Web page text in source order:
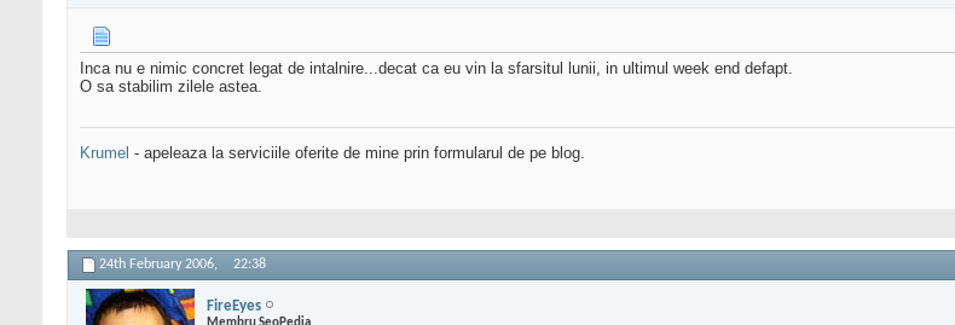
Inca nu e nimic concret legat de intalnire...decat ca eu vin la sfarsitul lunii, in ultimul week end defapt.
O sa stabilim zilele astea.
Krumel - apeleaza la serviciile oferite de mine prin formularul de pe blog.
24th February 2006, 22:38
FireEyes